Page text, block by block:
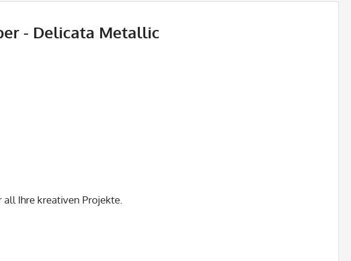
- Delicata Metallic
Ihre kreativen Projekte.